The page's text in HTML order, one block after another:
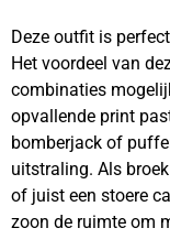
Deze outfit is
Het voordeel van
combinaties
opvallende print
bomberjack of
uitstraling. Als
of juist een stoere
zoon de ruimte om